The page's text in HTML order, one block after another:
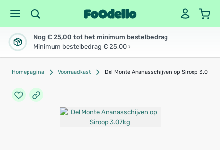
Nog € 25,00 tot het minimum bestelbedrag
Minimum bestelbedrag € 25,00 ›
Homepagina Voorraadkast Del Monte Ananasschijven op Siroop 3.07kg